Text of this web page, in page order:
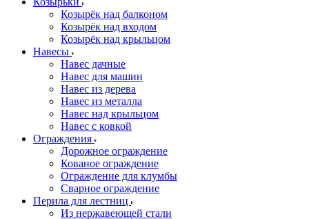
Козырёк над балконом
Козырёк над входом
Козырёк над крыльцом
Навесы
Навес дачные
Навес для машин
Навес из дерева
Навес из металла
Навес над крыльцом
Навес с ковкой
Ограждения
Дорожное ограждение
Кованое ограждение
Ограждение для клумбы
Сварное ограждение
Перила для лестниц
Из нержавеющей стали